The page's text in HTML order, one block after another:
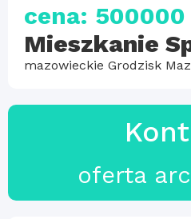
cena: 500000
Mieszkanie
mazowieckie Grodzisk
oferta